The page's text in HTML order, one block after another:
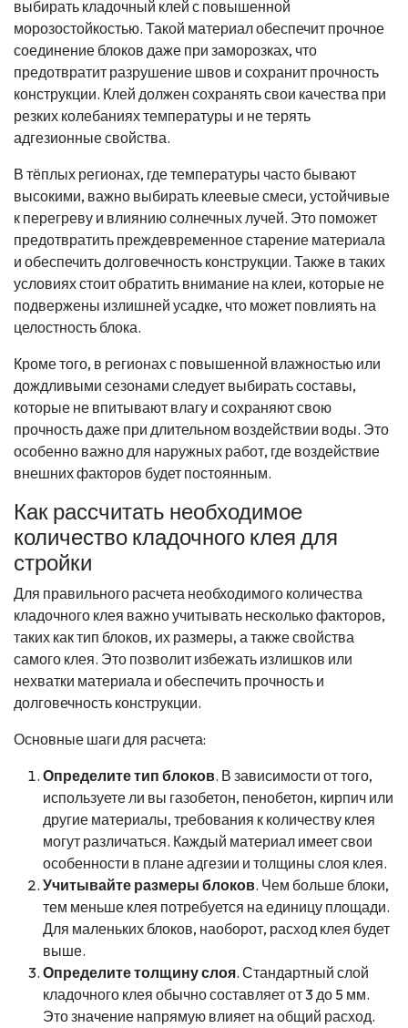
выбирать кладочный клей с повышенной
морозостойкостью. Такой материал обеспечит прочное
соединение блоков даже при заморозках, что
предотвратит разрушение швов и сохранит прочность
конструкции. Клей должен сохранять свои качества при
резких колебаниях температуры и не терять
адгезионные свойства.
В тёплых регионах, где температуры часто бывают
высокими, важно выбирать клеевые смеси, устойчивые
к перегреву и влиянию солнечных лучей. Это поможет
предотвратить преждевременное старение материала
и обеспечить долговечность конструкции. Также в таких
условиях стоит обратить внимание на клеи, которые не
подвержены излишней усадке, что может повлиять на
целостность блока.
Кроме того, в регионах с повышенной влажностью или
дождливыми сезонами следует выбирать составы,
которые не впитывают влагу и сохраняют свою
прочность даже при длительном воздействии воды. Это
особенно важно для наружных работ, где воздействие
внешних факторов будет постоянным.
Как рассчитать необходимое
количество кладочного клея для
стройки
Для правильного расчета необходимого количества
кладочного клея важно учитывать несколько факторов,
таких как тип блоков, их размеры, а также свойства
самого клея. Это позволит избежать излишков или
нехватки материала и обеспечить прочность и
долговечность конструкции.
Основные шаги для расчета:
Определите тип блоков. В зависимости от того,
используете ли вы газобетон, пенобетон, кирпич или
другие материалы, требования к количеству клея
могут различаться. Каждый материал имеет свои
особенности в плане адгезии и толщины слоя клея.
Учитывайте размеры блоков. Чем больше блоки,
тем меньше клея потребуется на единицу площади.
Для маленьких блоков, наоборот, расход клея будет
выше.
Определите толщину слоя. Стандартный слой
кладочного клея обычно составляет от 3 до 5 мм.
Это значение напрямую влияет на общий расход.